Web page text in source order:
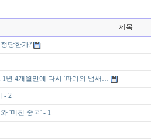
제목
당한가?
1년 4개월만에 다시 '파리의 냄새…
- 2
'미친 중국' - 1